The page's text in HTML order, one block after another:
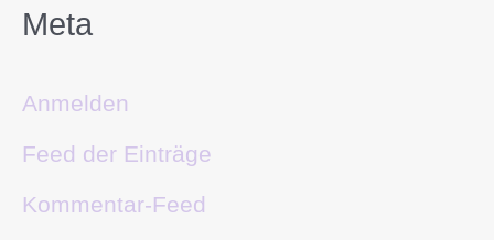
Meta
Anmelden
Feed der Einträge
Kommentar-Feed